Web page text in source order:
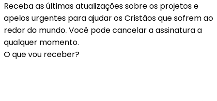
Receba as últimas atualizações sobre os projetos e
apelos urgentes para ajudar os Cristãos que sofrem ao
redor do mundo. Você pode cancelar a assinatura a
qualquer momento.
O que vou receber?